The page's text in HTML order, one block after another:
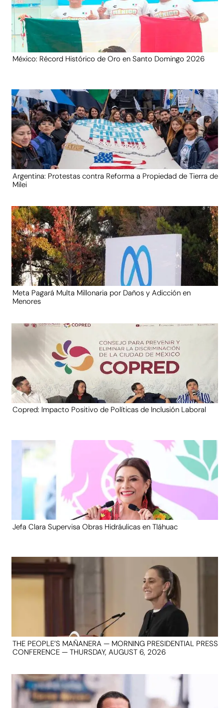
México: Récord Histórico de Oro en Santo Domingo 2026
Argentina: Protestas contra Reforma a Propiedad de Tierra de
Milei
Meta Pagará Multa Millonaria por Daños y Adicción en
Menores
Copred: Impacto Positivo de Políticas de Inclusión Laboral
Jefa Clara Supervisa Obras Hidráulicas en Tláhuac
THE PEOPLE’S MAÑANERA — MORNING PRESIDENTIAL PRESS
CONFERENCE — THURSDAY, AUGUST 6, 2026